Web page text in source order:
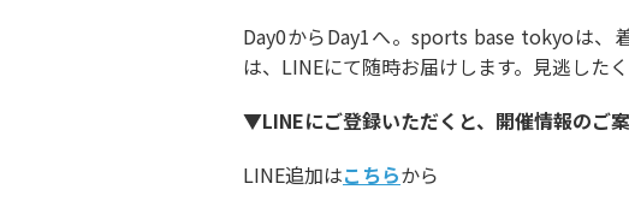
Day0からDay1へ。sports base tokyoは、
は、LINEにて随時お届けします。見逃した
▼LINEにご登録いただくと、開催情報のご
LINE追加はこちらから